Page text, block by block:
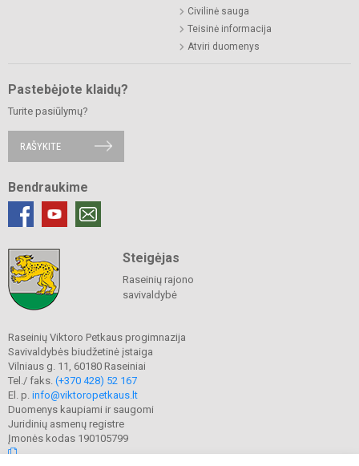
Civilinė sauga
Teisinė informacija
Atviri duomenys
Pastebėjote klaidų?
Turite pasiūlymų?
RAŠYKITE
Bendraukime
Steigėjas
Raseinių rajono
savivaldybė
Raseinių Viktoro Petkaus progimnazija
Savivaldybės biudžetinė įstaiga
Vilniaus g. 11, 60180 Raseiniai
Tel./ faks. (+370 428) 52 167
El. p. info@viktoropetkaus.lt
Duomenys kaupiami ir saugomi
Juridinių asmenų registre
Įmonės kodas 190105799